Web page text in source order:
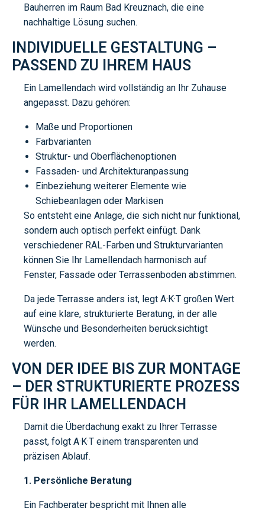
Bauherren im Raum Bad Kreuznach, die eine
nachhaltige Lösung suchen.
INDIVIDUELLE GESTALTUNG –
PASSEND ZU IHREM HAUS
Ein Lamellendach wird vollständig an Ihr Zuhause
angepasst. Dazu gehören:
Maße und Proportionen
Farbvarianten
Struktur- und Oberflächenoptionen
Fassaden- und Architekturanpassung
Einbeziehung weiterer Elemente wie
Schiebeanlagen oder Markisen
So entsteht eine Anlage, die sich nicht nur funktional,
sondern auch optisch perfekt einfügt. Dank
verschiedener RAL-Farben und Strukturvarianten
können Sie Ihr Lamellendach harmonisch auf
Fenster, Fassade oder Terrassenboden abstimmen.
Da jede Terrasse anders ist, legt A·K·T großen Wert
auf eine klare, strukturierte Beratung, in der alle
Wünsche und Besonderheiten berücksichtigt
werden.
VON DER IDEE BIS ZUR MONTAGE
– DER STRUKTURIERTE PROZESS
FÜR IHR LAMELLENDACH
Damit die Überdachung exakt zu Ihrer Terrasse
passt, folgt A·K·T einem transparenten und
präzisen Ablauf.
1. Persönliche Beratung
Ein Fachberater bespricht mit Ihnen alle